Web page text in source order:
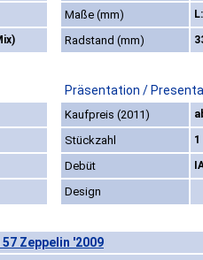
Maße (mm)
Radstand (mm)
Präsentation /
Kaufpreis (2011)
Stückzahl 1
Debüt
Design
57 Zeppelin '2009